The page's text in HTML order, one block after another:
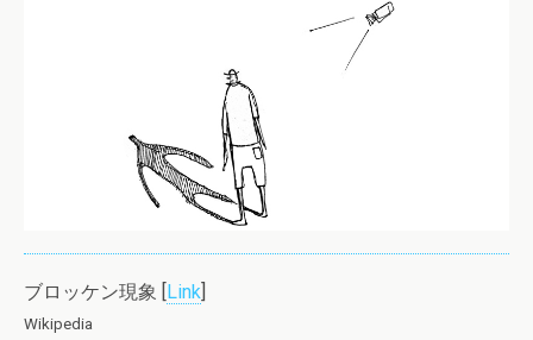
ブロッケン現象 [Link]
Wikipedia